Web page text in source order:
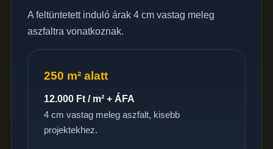
A feltüntetett induló árak 4 cm vastag meleg
aszfaltra vonatkoznak.
250 m² alatt
12.000 Ft / m² + ÁFA
4 cm vastag meleg aszfalt, kisebb
projektekhez.